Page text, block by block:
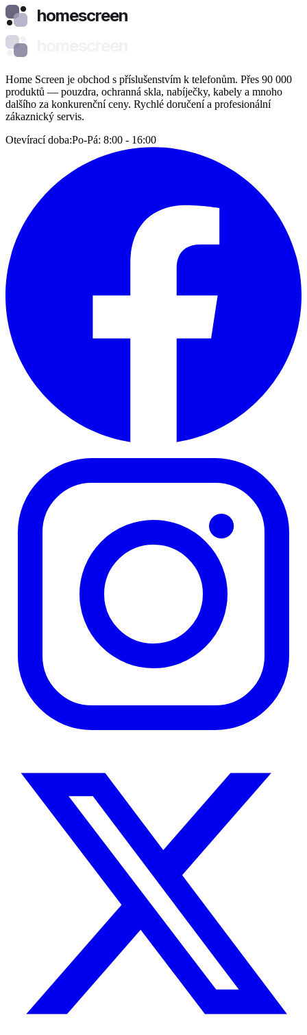
homescreen
Home Screen je obchod s příslušenstvím k telefonům. Přes 90 000
produktů — pouzdra, ochranná skla, nabíječky, kabely a mnoho
dalšího za konkurenční ceny. Rychlé doručení a profesionální
zákaznický servis.
Otevírací doba:Po-Pá: 8:00 - 16:00